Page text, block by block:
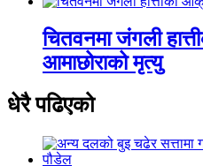
चितवनमा जंगली
आमाछोराको मृत्यु
धेरै पढिएको